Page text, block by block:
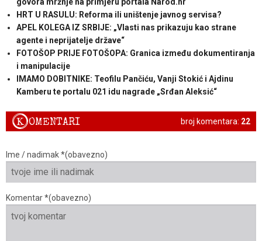
HRT U RASULU: Reforma ili uništenje javnog servisa?
APEL KOLEGA IZ SRBIJE: „Vlasti nas prikazuju kao strane
agente i neprijatelje države“
FOTOŠOP PRIJE FOTOŠOPA: Granica između dokumentiranja
i manipulacije
IMAMO DOBITNIKE: Teofilu Pančiću, Vanji Stokić i Ajdinu
Kamberu te portalu 021 idu nagrade „Srđan Aleksić“
broj komentara: 22
KOMENTARI
Ime / nadimak *(obavezno)
Komentar *(obavezno)